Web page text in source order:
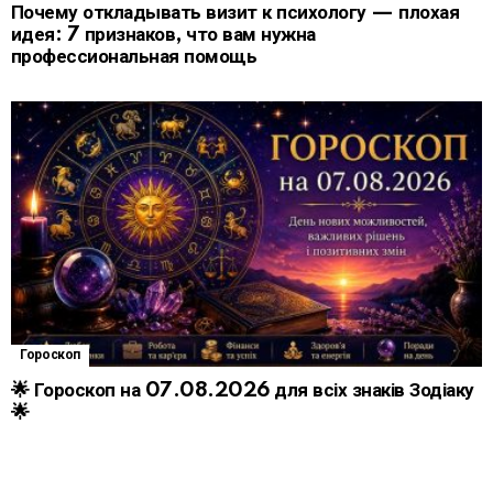
Почему откладывать визит к психологу — плохая
идея: 7 признаков, что вам нужна
профессиональная помощь
Гороскоп
🌟 Гороскоп на 07.08.2026 для всіх знаків Зодіаку
🌟